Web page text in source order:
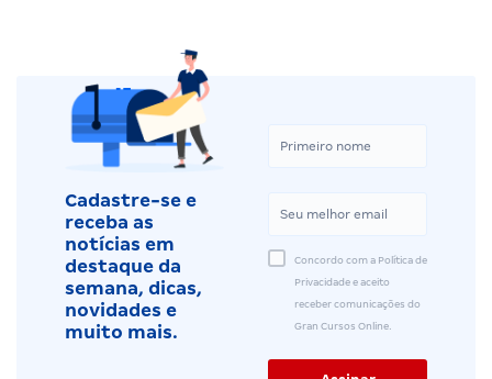
Cadastre-se e
receba as
notícias em
destaque da
semana, dicas,
novidades e
muito mais.
Concordo com a Política de
Privacidade e aceito
receber comunicações do
Gran Cursos Online.